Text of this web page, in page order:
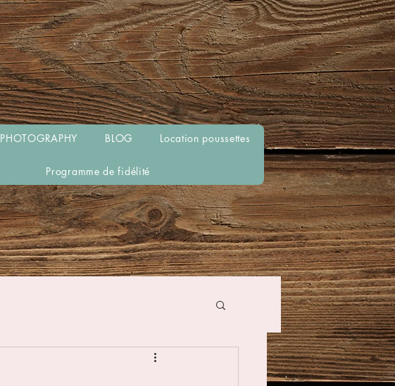
PHOTOGRAPHY BLOG Location poussettes
Programme de fidélité